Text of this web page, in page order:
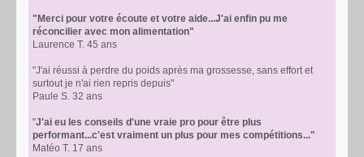
"Merci pour votre écoute et votre aide...J'ai enfin pu me
réconcilier avec mon alimentation"
Laurence T. 45 ans
"J'ai réussi à perdre du poids après ma grossesse, sans effort et
surtout je n'ai rien repris depuis"
Paule S. 32 ans
"J'ai eu les conseils d'une vraie pro pour être plus
performant...c'est vraiment un plus pour mes compétitions..."
Matéo T. 17 ans